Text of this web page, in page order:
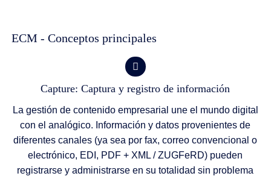
ECM - Conceptos principales
Capture: Captura y registro de información
La gestión de contenido empresarial une el mundo digital
con el analógico. Información y datos provenientes de
diferentes canales (ya sea por fax, correo convencional o
electrónico, EDI, PDF + XML / ZUGFeRD) pueden
registrarse y administrarse en su totalidad sin problema